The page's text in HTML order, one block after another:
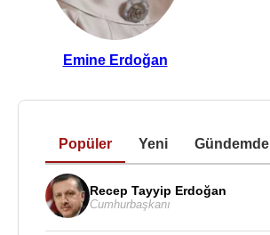
Emine Erdoğan
Popüler Yeni Gündemde
Recep Tayyip Erdoğan
Cumhurbaşkanı